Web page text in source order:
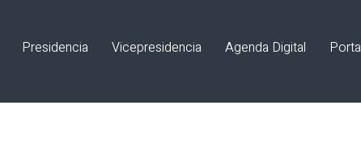
Presidencia Vicepresidencia Agenda Digital